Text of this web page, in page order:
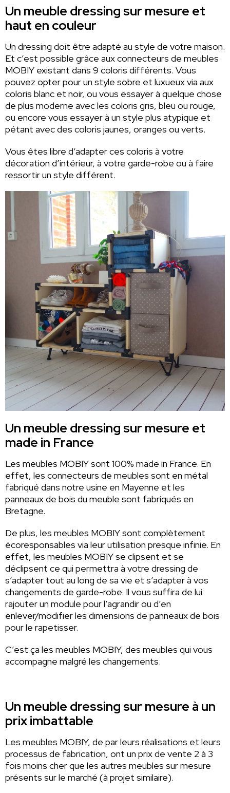
Un meuble dressing sur mesure et
haut en couleur
Un dressing doit être adapté au style de votre maison.
Et c’est possible grâce aux connecteurs de meubles
MOBIY existant dans 9 coloris différents. Vous
pouvez opter pour un style sobre et luxueux via aux
coloris blanc et noir, ou vous essayer à quelque chose
de plus moderne avec les coloris gris, bleu ou rouge,
ou encore vous essayer à un style plus atypique et
pétant avec des coloris jaunes, oranges ou verts.
Vous êtes libre d’adapter ces coloris à votre
décoration d’intérieur, à votre garde-robe ou à faire
ressortir un style différent.
Un meuble dressing sur mesure et
made in France
Les meubles MOBIY sont 100% made in France. En
effet, les connecteurs de meubles sont en métal
fabriqué dans notre usine en Mayenne et les
panneaux de bois du meuble sont fabriqués en
Bretagne.
De plus, les meubles MOBIY sont complètement
écoresponsables via leur utilisation presque infinie. En
effet, les meubles MOBIY se clipsent et se
déclipsent ce qui permettra à votre dressing de
s’adapter tout au long de sa vie et s’adapter à vos
changements de garde-robe. Il vous suffira de lui
rajouter un module pour l’agrandir ou d’en
enlever/modifier les dimensions de panneaux de bois
pour le rapetisser.
C’est ça les meubles MOBIY, des meubles qui vous
accompagne malgré les changements.
Un meuble dressing sur mesure à un
prix imbattable
Les meubles MOBIY, de par leurs réalisations et leurs
processus de fabrication, ont un prix de vente 2 à 3
fois moins cher que les autres meubles sur mesure
présents sur le marché (à projet similaire).